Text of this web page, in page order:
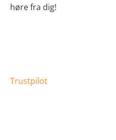
høre fra dig!
Trustpilot